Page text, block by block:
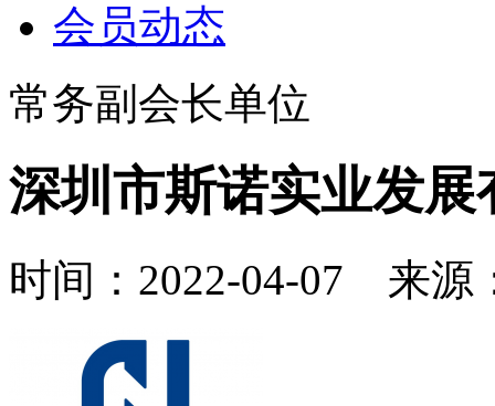
会员动态
常务副会长单位
深圳市斯诺实业发展
时间：2022-04-07 来